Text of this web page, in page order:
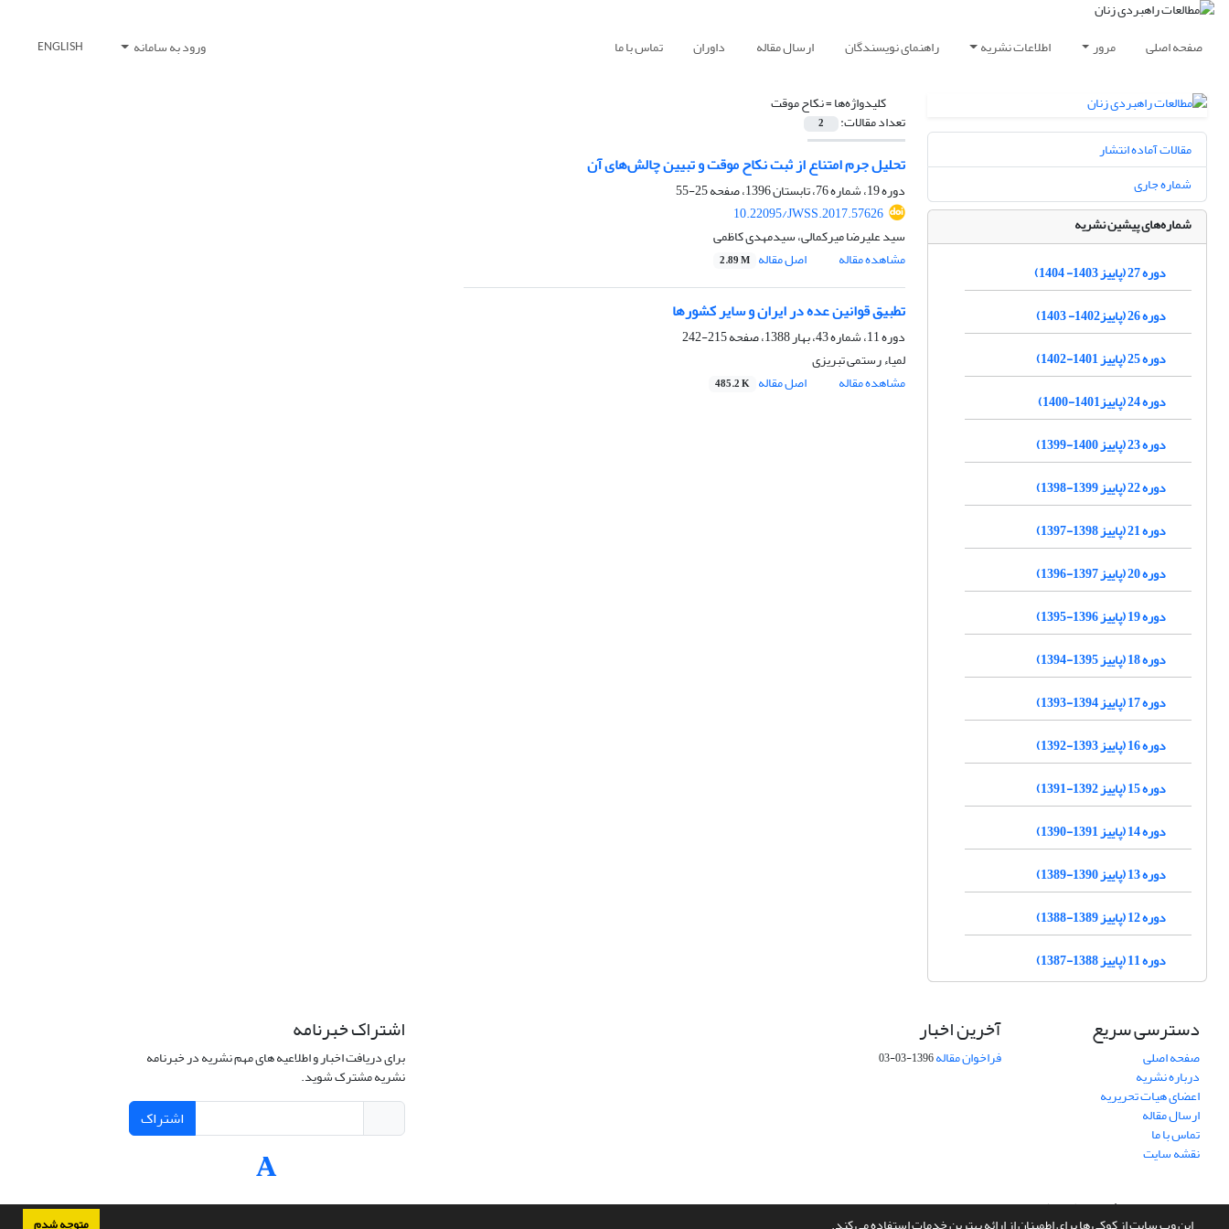
صفحه اصلی مرور اطلاعات نشریه راهنمای نویسندگان ارسال مقاله داوران تماس با ما ورود به سامانه ENGLISH
کلیدواژه‌ها =نکاح موقت
تعداد مقالات: 2
تحلیل جرم امتناع از ثبت نکاح موقت و تبیین چالش‌های آن
دوره 19، شماره 76، تابستان 1396، صفحه
25-55
10.22095/JWSS.2017.57626
سید علیرضا میرکمالی، سیدمهدی کاظمی
مشاهده مقاله
اصل مقاله 2.89 M
تطبیق قوانین عده در ایران و سایر کشورها
دوره 11، شماره 43، بهار 1388، صفحه
215-242
لمیاء رستمی تبریزی
مشاهده مقاله
اصل مقاله 485.2 K
مقالات آماده انتشار
شماره جاری
شماره‌های پیشین نشریه
دوره 27 (پاییز 1403- 1404)
دوره 26 (پاییز1402- 1403)
دوره 25 (پاییز 1401-1402)
دوره 24 (پاییز1401-1400)
دوره 23 (پاییز 1400-1399)
دوره 22 (پاییز 1399-1398)
دوره 21 (پاییز 1398-1397)
دوره 20 (پاییز 1397-1396)
دوره 19 (پاییز 1396-1395)
دوره 18 (پاییز 1395-1394)
دوره 17 (پاییز 1394-1393)
دوره 16 (پاییز 1393-1392)
دوره 15 (پاییز 1392-1391)
دوره 14 (پاییز 1391-1390)
دوره 13 (پاییز 1390-1389)
دوره 12 (پاییز 1389-1388)
دوره 11 (پاییز 1388-1387)
دسترسی سریع
صفحه اصلی
درباره نشریه
اعضای هیات تحریریه
ارسال مقاله
تماس با ما
نقشه سایت
آخرین اخبار
فراخوان مقاله1396-03-03
اشتراک خبرنامه
برای دریافت اخبار و اطلاعیه های مهم نشریه در خبرنامه
نشریه مشترک شوید.
اشتراک
سامانه مدیریت نشریات علمی.طراحی و پیاده سازی ازسیناوب